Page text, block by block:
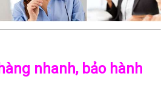
nhanh, bảo hành